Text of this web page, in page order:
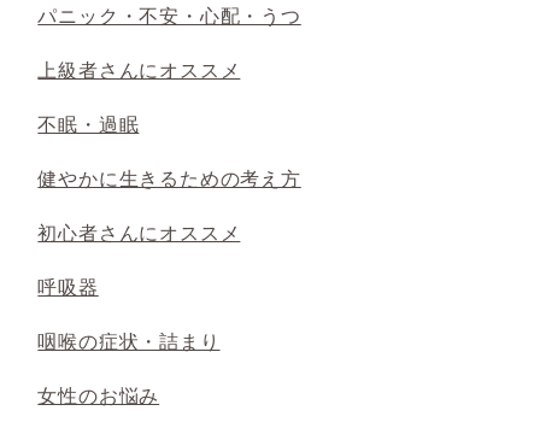
パニック・不安・心配・うつ
上級者さんにオススメ
不眠・過眠
健やかに生きるための考え方
初心者さんにオススメ
呼吸器
咽喉の症状・詰まり
女性のお悩み